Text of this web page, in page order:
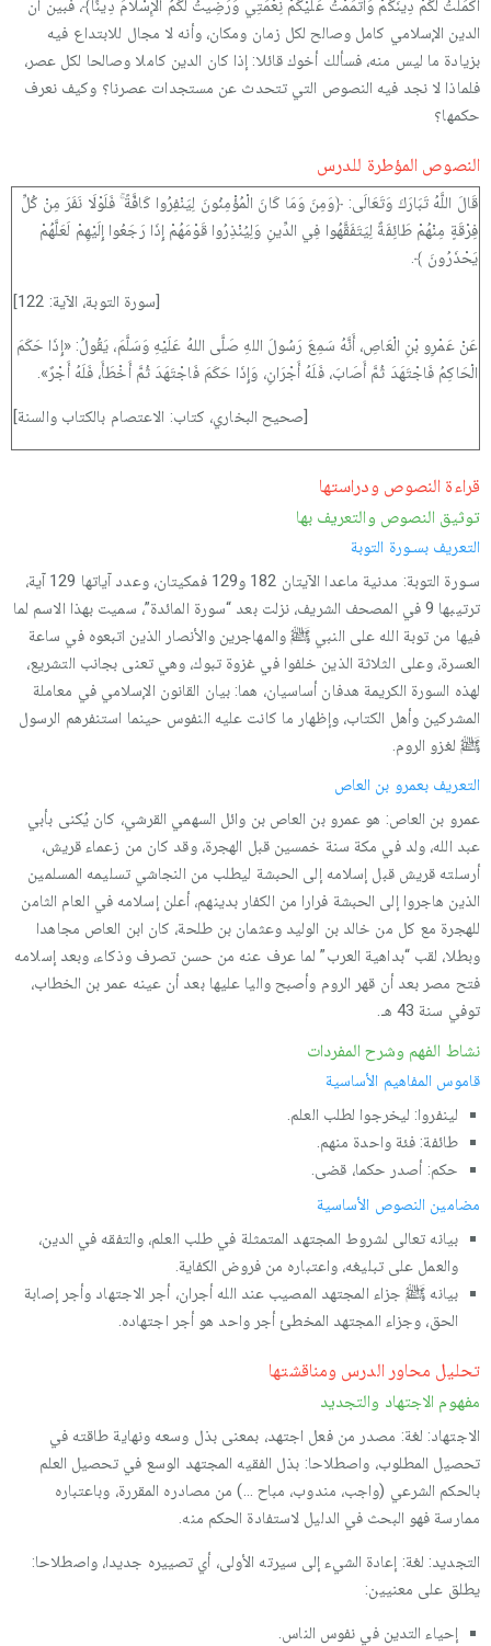
أَكْمَلْتُ لَكُمْ دِينَكُمْ وَأَتْمَمْتُ عَلَيْكُمْ نِعْمَتِي وَرَضِيتُ لَكُمُ الْإِسْلَامَ دِينًا﴾، فبين أن
الدين الإسلامي كامل وصالح لكل زمان ومكان، وأنه لا مجال للابتداع فيه
بزيادة ما ليس منه، فسألك أخوك قائلا: إذا كان الدين كاملا وصالحا لكل عصر،
فلماذا لا نجد فيه النصوص التي تتحدث عن مستجدات عصرنا؟ وكيف نعرف
حكمها؟
النصوص المؤطرة للدرس
قَالَ اللَّهُ تَبَارَكَ وَتَعَالَى: ﴿وَمِنَ وَمَا كَانَ الْمُؤْمِنُونَ لِيَنْفِرُوا كَافَّةً ۚ فَلَوْلَا نَفَرَ مِنْ كُلِّ
فِرْقَةٍ مِنْهُمْ طَائِفَةٌ لِيَتَفَقَّهُوا فِي الدِّينِ وَلِيُنْذِرُوا قَوْمَهُمْ إِذَا رَجَعُوا إِلَيْهِمْ لَعَلَّهُمْ
يَحْذَرُونَ ﴾.
[سورة التوبة، الآية: 122]
عَنْ عَمْرِو بْنِ الْعَاصِ، أَنَّهُ سَمِعَ رَسُولَ اللهِ صَلَّى اللهُ عَلَيْهِ وَسَلَّمَ، يَقُولُ: «إِذَا حَكَمَ
الْحَاكِمُ فَاجْتَهَدَ ثُمَّ أَصَابَ، فَلَهُ أَجْرَانِ، وَإِذَا حَكَمَ فَاجْتَهَدَ ثُمَّ أَخْطَأَ، فَلَهُ أَجْرٌ».
[صحيح البخاري، كتاب: الاعتصام بالكتاب والسنة]
قراءة النصوص ودراستها
توثيق النصوص والتعريف بها
التعريف بسـورة التوبة
سـورة التوبة: مدنية ماعدا الآيتان 182 و129 فمكيتان، وعدد آياتها 129 آية،
ترتيبها 9 في المصحف الشريف، نزلت بعد “سورة المائدة”، سميت بهذا الاسم لما
فيها من توبة الله على النبي ﷺ والمهاجرين والأنصار الذين اتبعوه في ساعة
العسرة، وعلى الثلاثة الذين خلفوا في غزوة تبوك، وهي تعنى بجانب التشريع،
لهذه السورة الكريمة هدفان أساسيان، هما: بيان القانون الإسلامي في معاملة
المشركين وأهل الكتاب، وإظهار ما كانت عليه النفوس حينما استنفرهم الرسول
ﷺ لغزو الروم.
التعريف بعمرو بن العاص
عمرو بن العاص: هو عمرو بن العاص بن وائل السهمي القرشي، كان يُكنى بأبي
عبد الله، ولد في مكة سنة خمسين قبل الهجرة، وقد كان من زعماء قريش،
أرسلته قريش قبل إسلامه إلى الحبشة ليطلب من النجاشي تسليمه المسلمين
الذين هاجروا إلى الحبشة فرارا من الكفار بدينهم، أعلن إسلامه في العام الثامن
للهجرة مع كل من خالد بن الوليد وعثمان بن طلحة، كان ابن العاص مجاهدا
وبطلا، لقب “بداهية العرب” لما عرف عنه من حسن تصرف وذكاء، وبعد إسلامه
فتح مصر بعد أن قهر الروم وأصبح واليا عليها بعد أن عينه عمر بن الخطاب،
توفي سنة 43 هـ.
نشاط الفهم وشرح المفردات
قاموس المفاهيم الأساسية
لينفروا: ليخرجوا لطلب العلم.
طائفة: فئة واحدة منهم.
حكم: أصدر حكما، قضى.
مضامين النصوص الأساسية
بيانه تعالى لشروط المجتهد المتمثلة في طلب العلم، والتفقه في الدين،
والعمل على تبليغه، واعتباره من فروض الكفاية.
بيانه ﷺ جزاء المجتهد المصيب عند الله أجران، أجر الاجتهاد وأجر إصابة
الحق، وجزاء المجتهد المخطئ أجر واحد هو أجر اجتهاده.
تحليل محاور الدرس ومناقشتها
مفهوم الاجتهاد والتجديد
الاجتهاد: لغة: مصدر من فعل اجتهد، بمعنى بذل وسعه ونهاية طاقته في
تحصيل المطلوب، واصطلاحا: بذل الفقيه المجتهد الوسع في تحصيل العلم
بالحكم الشرعي (واجب، مندوب، مباح …) من مصادره المقررة، وباعتباره
ممارسة فهو البحث في الدليل لاستفادة الحكم منه.
التجديد: لغة: إعادة الشيء إلى سيرته الأولى، أي تصييره جديدا، واصطلاحا:
يطلق على معنيين:
إحياء التدين في نفوس الناس.